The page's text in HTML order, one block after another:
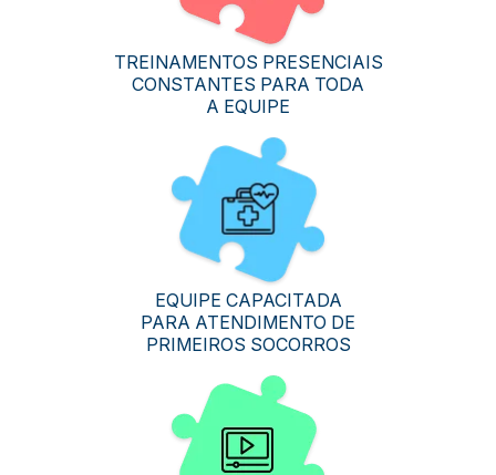
TREINAMENTOS PRESENCIAIS
CONSTANTES PARA TODA
A EQUIPE
EQUIPE CAPACITADA
PARA ATENDIMENTO DE
PRIMEIROS SOCORROS